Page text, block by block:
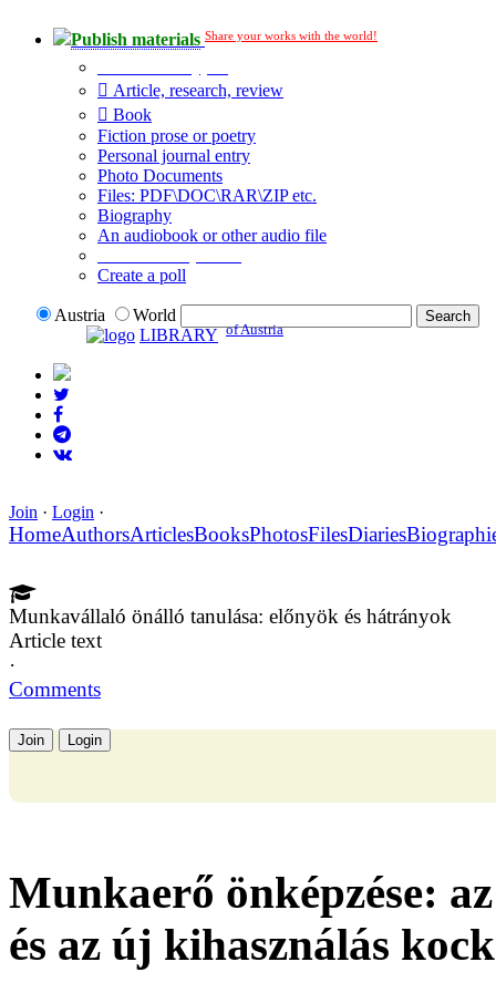
Publish materials Share your works with the world!
Article, research, review
Book
Fiction prose or poetry
Personal journal entry
Photo Documents
Files: PDF\DOC\RAR\ZIP etc.
Biography
An audiobook or other audio file
Create a poll
Austria
World
LIBRARY of Austria
Join · Login ·
HomeAuthorsArticlesBooksPhotosFilesDiaries
Munkavállaló önálló tanulása: előnyök és hátrányok
Article text
·
Comments
Join Login
Munkaerő önképzése:
és az új kihasználás